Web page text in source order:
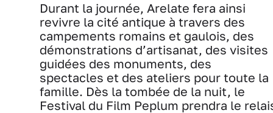
Durant la journée, Arelate fera ainsi
revivre la cité antique à travers des
campements romains et gaulois, des
démonstrations d’artisanat, des visites
guidées des monuments, des
spectacles et des ateliers pour toute la
famille. Dès la tombée de la nuit, le
Festival du Film Peplum prendra le